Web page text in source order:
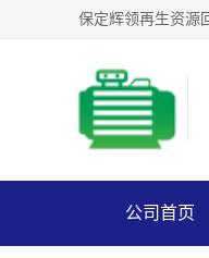
公司首页